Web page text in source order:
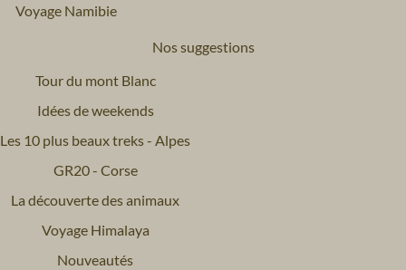
Voyage Namibie
Nos suggestions
Tour du mont Blanc
Idées de weekends
Les 10 plus beaux treks - Alpes
GR20 - Corse
La découverte des animaux
Voyage Himalaya
Nouveautés